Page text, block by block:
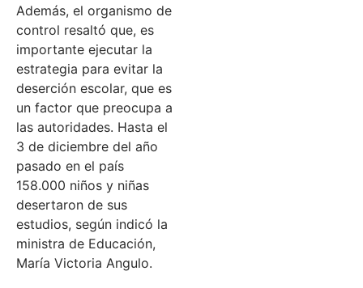
Además, el organismo de
control resaltó que, es
importante ejecutar la
estrategia para evitar la
deserción escolar, que es
un factor que preocupa a
las autoridades. Hasta el
3 de diciembre del año
pasado en el país
158.000 niños y niñas
desertaron de sus
estudios, según indicó la
ministra de Educación,
María Victoria Angulo.